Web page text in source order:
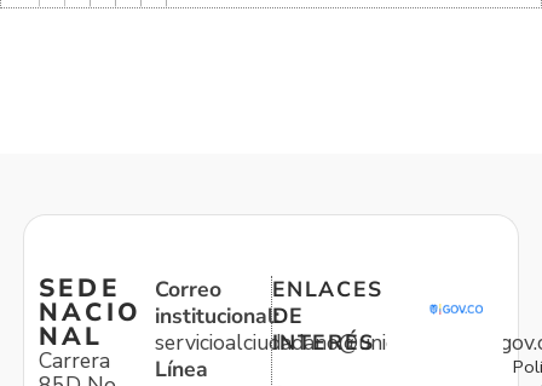
SEDE
NACIO
NAL
Carrera
Correo
institucional:
Línea
ENLACES
DE
INTERÉS